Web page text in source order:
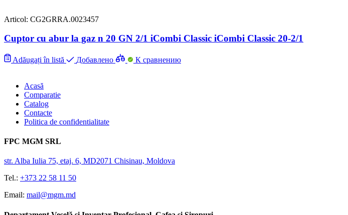
Articol: CG2GRRA.0023457
Cuptor cu abur la gaz n 20 GN 2/1 iCombi Classic iCombi Classic 20-2/1
Adăugați în listă Добавлено К сравнению
Acasă
Comparatie
Catalog
Contacte
Politica de confidentialitate
FPC MGM SRL
str. Alba Iulia 75, etaj. 6, MD2071 Chisinau, Moldova
Tel.: +373 22 58 11 50
Email: mail@mgm.md